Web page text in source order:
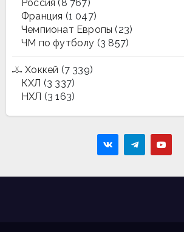
Россия (8 767)
Франция (1 047)
Чемпионат Европы (23)
ЧМ по футболу (3 857)
Хоккей (7 339)
КХЛ (3 337)
НХЛ (3 163)